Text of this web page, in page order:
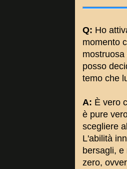
Q: Ho
momento
posso
temo che
A: È vero
è pure
scegliere
L'abilità
bersagli,
zero,